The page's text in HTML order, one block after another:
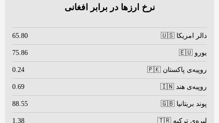
نرخ ارزها در برابر افغانی
دالر امریکا 🇺🇸 65.80
یورو 🇪🇺 75.86
روپیه‌ی پاکستان 🇵🇰 0.24
روپیه‌ی هند 🇮🇳 0.69
پوند بریتانیا 🇬🇧 88.55
لیره‌ی ترکیه 🇹🇷 1.38